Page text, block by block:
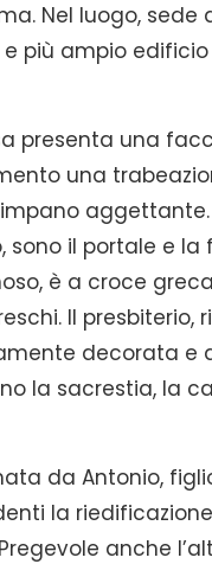
Nel luogo, sede
più ampio
presenta una
una
il portale e
è a croce
Il presbiterio,
decorata e
la sacrestia, la
da Antonio,
la
anche